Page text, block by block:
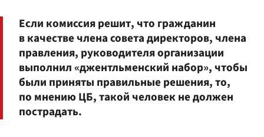
Если комиссия решит, что гражданин
в качестве члена совета директоров, члена
правления, руководителя организации
выполнил «джентльменский набор», чтобы
были приняты правильные решения, то,
по мнению ЦБ, такой человек не должен
пострадать.